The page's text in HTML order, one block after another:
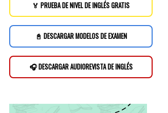
🏅 PRUEBA DE NIVEL DE INGLÉS GRATIS
📓 DESCARGAR MODELOS DE EXAMEN
🎧 DESCARGAR AUDIOREVISTA DE INGLÉS